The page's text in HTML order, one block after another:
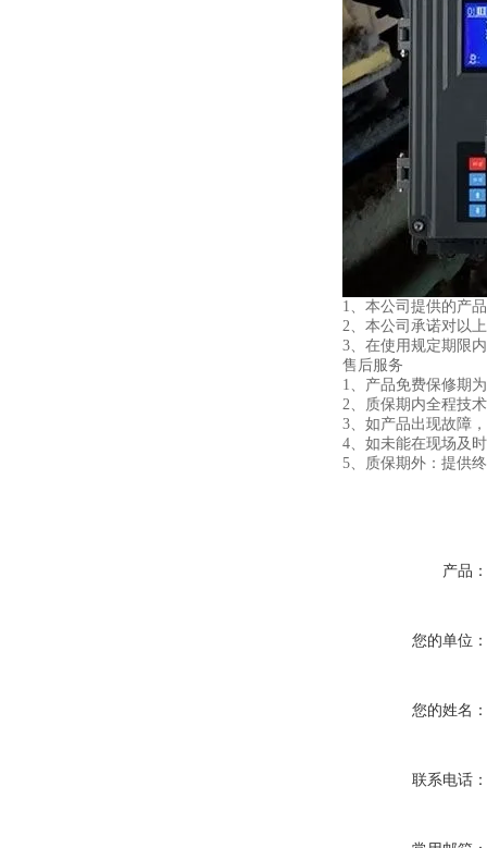
1、本公司提供的产
2、本公司承诺对以
3、在使用规定期限
售后服务
1、产品免费保修期
2、质保期内全
3、如产品出现故障
4、如未能在现场及
5、质保期外：提供
产品：
您的单位：
您的姓名：
联系电话：